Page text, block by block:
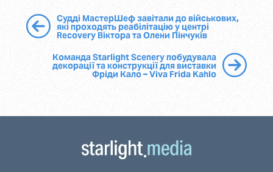
Судді МастерШеф завітали до військових,
які проходять реабілітацію у центрі
Recovery Віктора та Олени Пінчуків
Команда Starlight Scenery побудувала
декорації та конструкції для виставки
Фріди Кало – Viva Frida Kahlo